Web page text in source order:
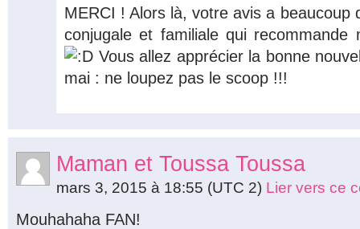
MERCI ! Alors là, votre avis a beaucoup
conjugale et familiale qui recommande
Vous allez apprécier la bonne
mai : ne loupez pas le scoop !!!
Maman et Toussa Toussa
mars 3, 2015 à 18:55 (UTC 2) Lier vers ce
Mouhahaha FAN!